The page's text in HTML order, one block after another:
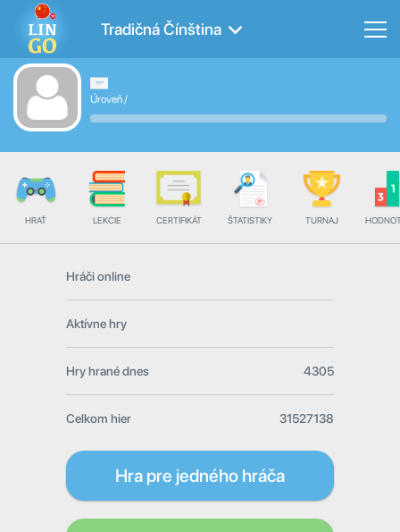
Tradičná Čínština
Úroveň/
HRAŤ LEKCIE CERTIFIKÁT ŠTATISTIKY TURNAJ
Hráči online
Aktívne hry
Hry hrané dnes 4305
Celkom hier 31527138
Hra pre jedného hráča